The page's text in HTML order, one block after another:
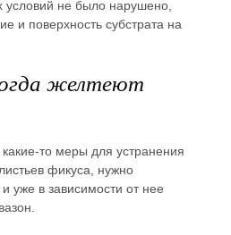
условий не было нарушено,
и поверхность субстрата на
желтеют
то меры для устранения
фикуса, нужно
уже в зависимости от нее